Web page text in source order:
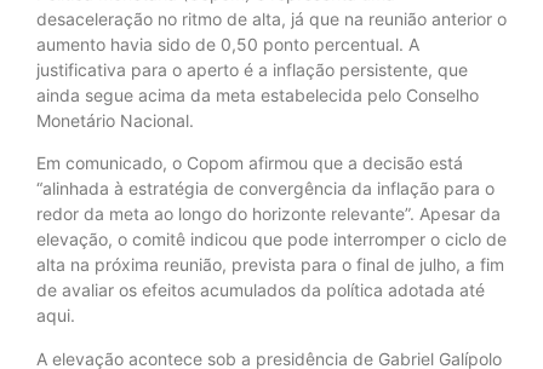
desaceleração no ritmo de alta, já que na reunião anterior o
aumento havia sido de 0,50 ponto percentual. A
justificativa para o aperto é a inflação persistente, que
ainda segue acima da meta estabelecida pelo Conselho
Monetário Nacional.
Em comunicado, o Copom afirmou que a decisão está
“alinhada à estratégia de convergência da inflação para o
redor da meta ao longo do horizonte relevante”. Apesar da
elevação, o comitê indicou que pode interromper o ciclo de
alta na próxima reunião, prevista para o final de julho, a fim
de avaliar os efeitos acumulados da política adotada até
aqui.
A elevação acontece sob a presidência de Gabriel Galípolo